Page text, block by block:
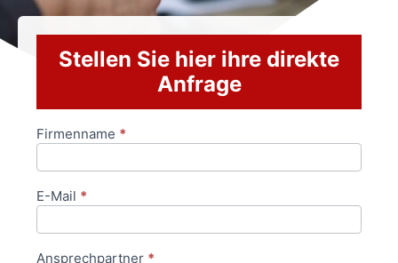
Stellen Sie hier ihre direkte
Anfrage
Anfrageformular
Firmenname *
E-Mail *
Ansprechpartner *